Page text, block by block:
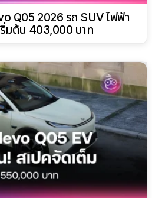
Q05 2026 รถ SUV ไฟฟ้า
ริ่มต้น 403,000 บาท